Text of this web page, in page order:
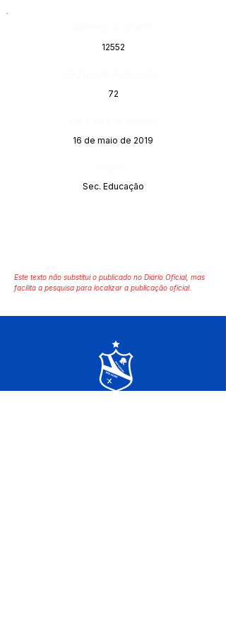
12552
72
16 de maio de 2019
Sec. Educação
Este texto não substitui o publicado no Diário Oficial, mas
facilita a pesquisa para localizar a publicação oficial.